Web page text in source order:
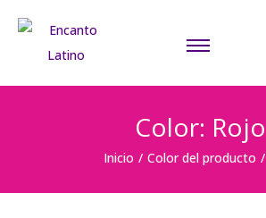
Color: Rojo
Inicio / Color del producto /